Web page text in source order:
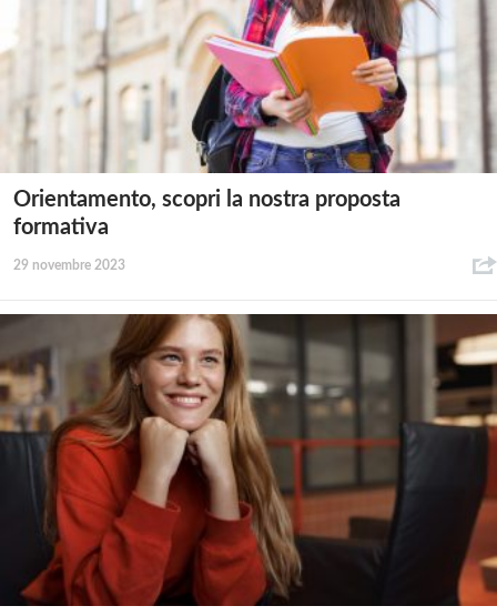
Orientamento, scopri la nostra proposta
formativa
29 novembre 2023